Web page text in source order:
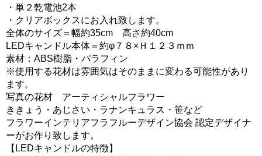
・単２乾電池2本
・クリアボックスにお入れ致します。
全体のサイズ＝幅約35cm 高さ約40cm
LEDキャンドル本体＝約φ７８×Ｈ１２３ｍｍ
素材：ABS樹脂・パラフィン
※使用する花材は雰囲気はそのままに変わる可能性があり
ます。
写真の花材 アーティシャルフラワー
ききょう・あじさい・ラナンキュラス・笹など
フラワーインテリアフラフルーデザイン協会 認定デザイナ
ーがお作り致します。
【LEDキャンドルの特徴】